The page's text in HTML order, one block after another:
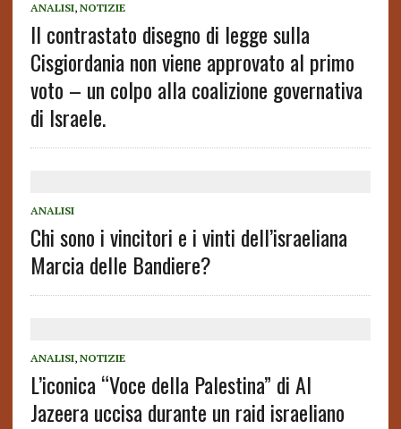
ANALISI, NOTIZIE
Il contrastato disegno di legge sulla
Cisgiordania non viene approvato al primo
voto – un colpo alla coalizione governativa
di Israele.
ANALISI
Chi sono i vincitori e i vinti dell’israeliana
Marcia delle Bandiere?
ANALISI, NOTIZIE
L’iconica “Voce della Palestina” di Al
Jazeera uccisa durante un raid israeliano